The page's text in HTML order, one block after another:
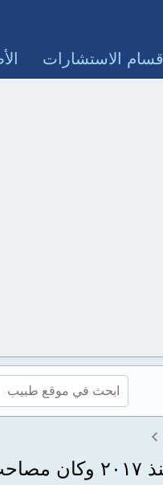
أقسام الاستشارات
تورم في الفك من